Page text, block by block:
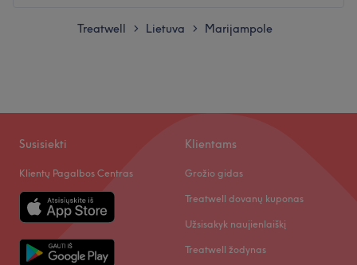
Pirmadienis 09:00–
Sekmadienis
Sveiki
Esu grožio srities specialistė su 6metu patirtimi
Atidaryti salono profilį
Treatwell > Lietuva > Marijampole
Susisiekti
Klientų Pagalbos Centras
Klientams
Grožio gidas
Treatwell dovanų kuponas
Užsisakyk naujienlaiškį
Treatwell žodynas